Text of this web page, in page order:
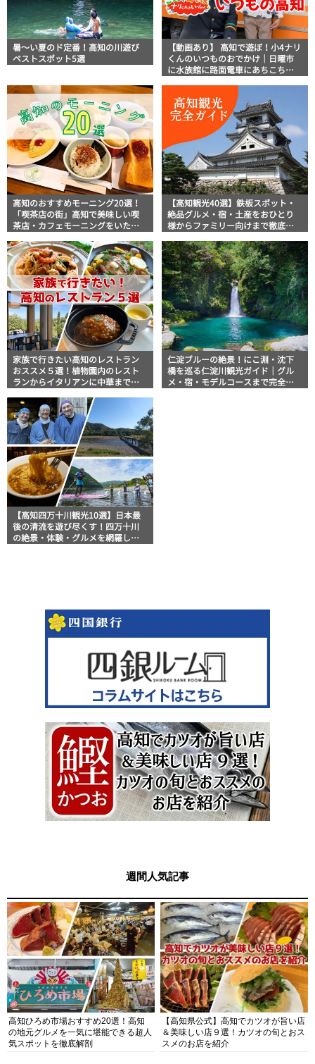
暑～い夏のド定番！高知の川遊び
ベストスポット5選
【動画あり】 高知で遊ぼ！小4ナリ
くんのいつものおでかけ｜日曜市
に水族館に路面電車にあちこち巡
高知のおすすめモーニング20選！
「喫茶店の街」高知で美味しい喫
茶店・カフェモーニングをいただ
【高知観光40選】鉄板スポット・
絶品グルメ・宿・土産をおひとり
様からファミリー向けまで徹底解
家族で行きたい高知のレストラン
おススメ５選！植物園内のレスト
ランからイタリアンに中華まで楽
仁淀ブルーの絶景！にこ淵・沈下
橋を巡る仁淀川観光ガイド｜グル
メ・宿・モデルコースまで完全網
【高知四万十川観光10選】日本最
後の清流を遊び尽くす！四万十川
の絶景・体験・グルメを網羅した
週間人気記事
高知ひろめ市場おすすめ20選！高知
の地元グルメを一気に堪能できる超人
気スポットを徹底解剖
【高知県公式】高知でカツオが旨い店
＆美味しい店９選！カツオの旬とおス
スメのお店を紹介